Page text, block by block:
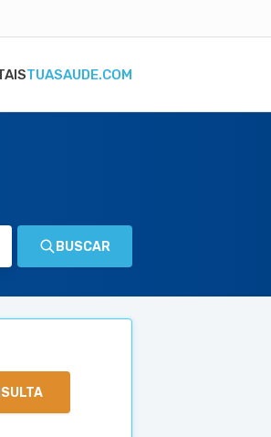
TUASAUDE.COM
BUSCAR